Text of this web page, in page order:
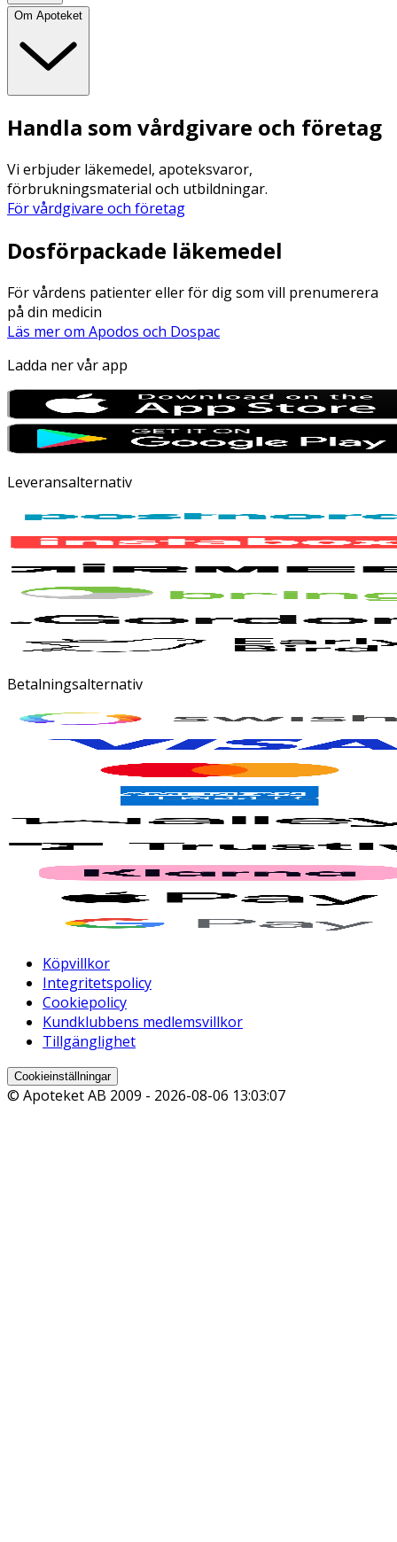
Om Apoteket
Handla som vårdgivare och företag
Vi erbjuder läkemedel, apoteksvaror,
förbrukningsmaterial och utbildningar.
För vårdgivare och företag
Dosförpackade läkemedel
För vårdens patienter eller för dig som vill prenumerera
på din medicin
Läs mer om Apodos och Dospac
Ladda ner vår app
Leveransalternativ
Betalningsalternativ
Köpvillkor
Integritetspolicy
Cookiepolicy
Kundklubbens medlemsvillkor
Tillgänglighet
Cookieinställningar
© Apoteket AB 2009 - 2026-08-06 13:03:07